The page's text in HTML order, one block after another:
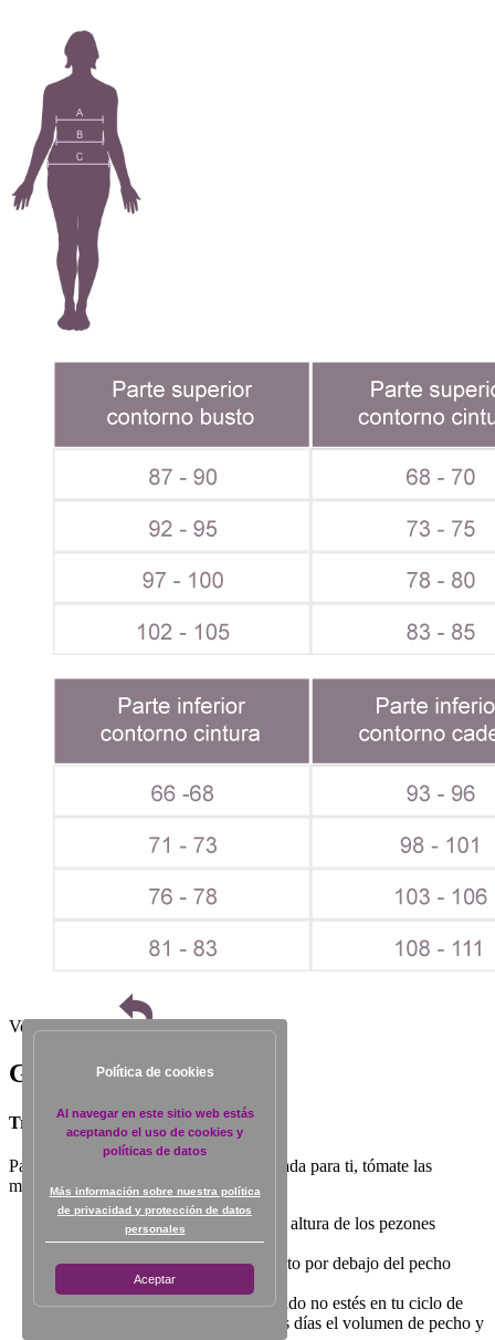
Volver al inicio
Guía de tallas
Trendy Bra
Para elegir la talla de brasier más adecuada para ti, tómate las
medidas de la siguiente manera:
Mide el contorno de tu pecho a la altura de los pezones
(Pecho).
Mide el contorno de tu cuerpo justo por debajo del pecho
(Bajo pecho).
Toma las medidas sin ropa y cuando no estés en tu ciclo de
menstruación porque durante esos días el volumen de pecho y
Política de cookies
Al navegar en este sitio web estás
aceptando el uso de cookies y
políticas de datos
Más información sobre nuestra política
de privacidad y protección de datos
personales
Aceptar